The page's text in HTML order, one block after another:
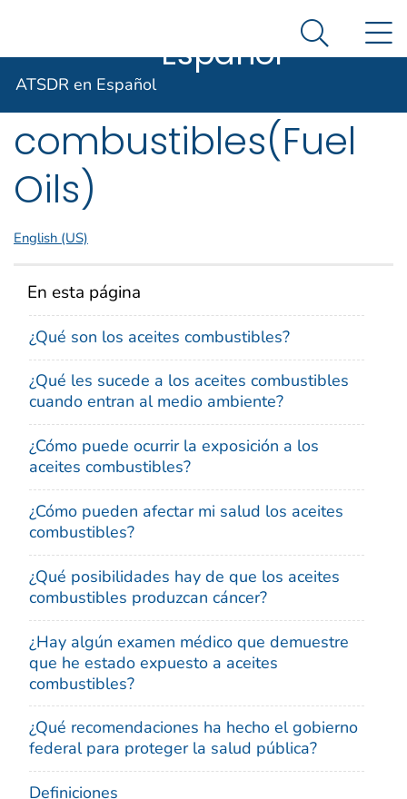
Agencia para Sustancias Tóxicas y el Registro de
ATSDR en
Español Search
ATSDR en Español
ToxFAQs™ – Aceites
combustibles(Fuel
Oils)
English (US)
En esta página
¿Qué son los aceites combustibles?
¿Qué les sucede a los aceites combustibles
cuando entran al medio ambiente?
¿Cómo puede ocurrir la exposición a los
aceites combustibles?
¿Cómo pueden afectar mi salud los aceites
combustibles?
¿Qué posibilidades hay de que los aceites
combustibles produzcan cáncer?
¿Hay algún examen médico que demuestre
que he estado expuesto a aceites
combustibles?
¿Qué recomendaciones ha hecho el gobierno
federal para proteger la salud pública?
Definiciones